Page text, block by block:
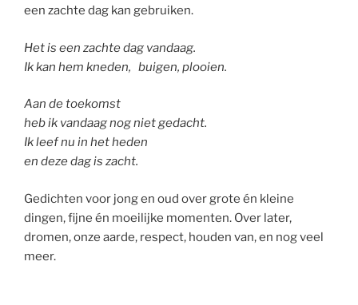
een zachte dag kan gebruiken.
Het is een zachte dag vandaag.
Ik kan hem kneden, buigen, plooien.
Aan de toekomst
heb ik vandaag nog niet gedacht.
Ik leef nu in het heden
en deze dag is zacht.
Gedichten voor jong en oud over grote én kleine
dingen, fijne én moeilijke momenten. Over later,
dromen, onze aarde, respect, houden van, en nog veel
meer.